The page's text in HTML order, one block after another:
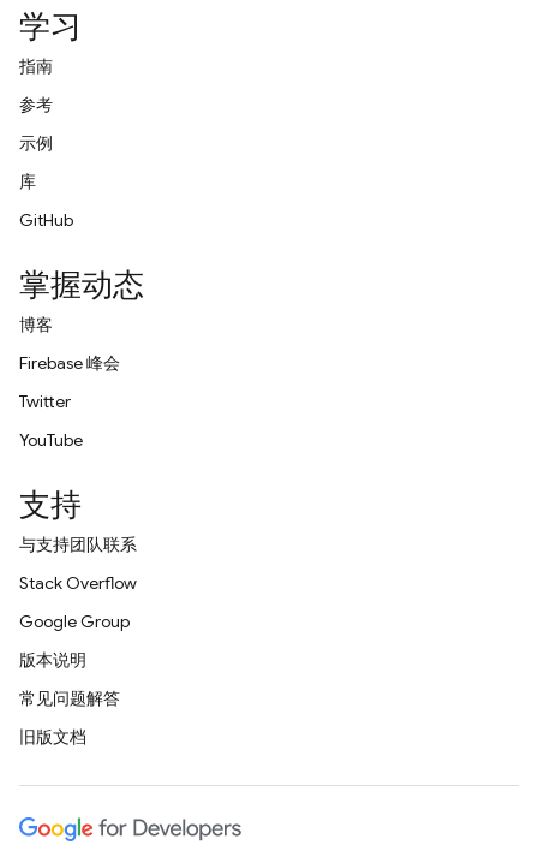
学习
指南
参考
示例
库
GitHub
掌握动态
博客
Firebase 峰会
Twitter
YouTube
支持
与支持团队联系
Stack Overflow
Google Group
版本说明
常见问题解答
旧版文档